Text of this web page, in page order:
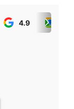
4.9